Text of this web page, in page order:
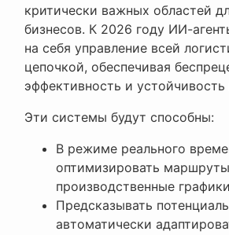
критически важных областей
бизнесов. К 2026 году ИИ-
на себя управление всей
цепочкой, обеспечивая
эффективность и
Эти системы будут способны:
В режиме реального
оптимизировать
производственные графики
Предсказывать
автоматически